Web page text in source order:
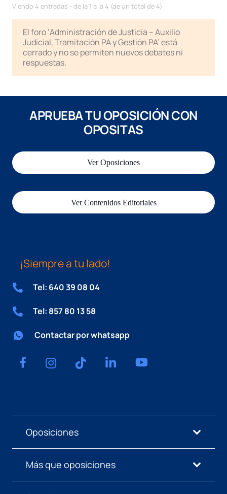
Viendo 4 entradas - de la 1 a la 4 (de un total de 4)
El foro ‘Administración de Justicia – Auxilio
Judicial, Tramitación PA y Gestión PA’ está
cerrado y no se permiten nuevos debates ni
respuestas.
APRUEBA TU OPOSICIÓN CON
OPOSITAS
Ver Oposiciones
Ver Contenidos Editoriales
¡Siempre a tu lado!
Tel: 640 39 08 04
Tel: 857 80 13 58
Contactar por whatsapp
Oposiciones
Más que oposiciones